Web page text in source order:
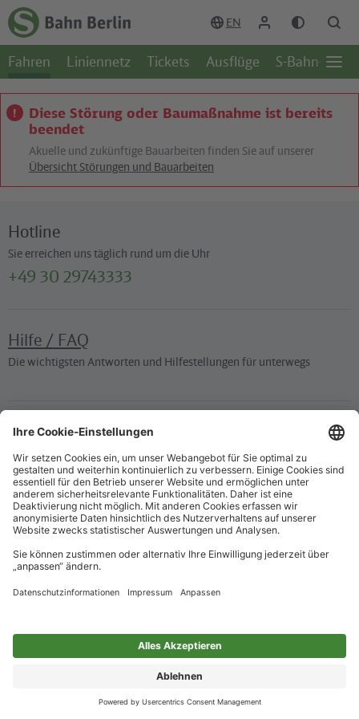
Zum Hauptinhalt
Zur Suche
Zur Hauptnavigation
Zur Fußzeile
Zur
Startseite
S-
Bahn
Berlin
EN
Fahren Liniennetz Tickets Ausflüge S-Bahn-Welt
Diese Störung oder Baumaßnahme ist bereits
beendet
Akuelle und zukünftige Bauarbeiten finden Sie auf unserer
Übersicht Störungen und Bauarbeiten
Hotline
Sie erreichen uns täglich rund um die Uhr
+49 30 29743333
Hilfe / FAQ
Die wichtigsten Antworten und Hilfestellungen für unterwegs
Verkaufsstellen
Ticketverkauf und persönliche Beratung
Newsletter
Impressum Datenschutz Barrierefreiheit